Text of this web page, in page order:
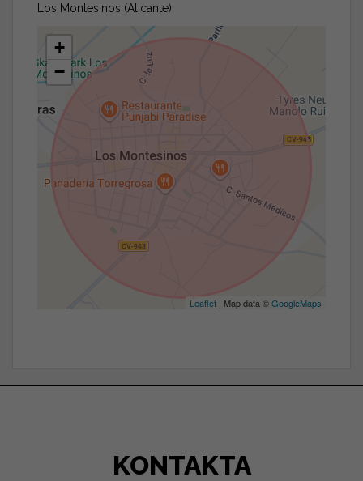
Los Montesinos (Alicante)
+
−
Leaflet | Map data ©GoogleMaps
KONTAKTA